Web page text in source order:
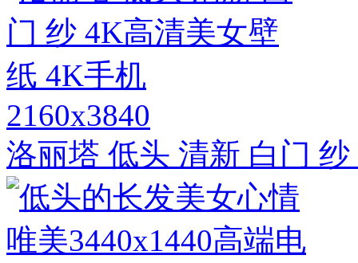
2160x3840
洛丽塔 低头 清新 白门